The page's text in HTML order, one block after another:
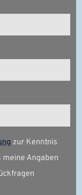
zur Kenntnis
Angaben